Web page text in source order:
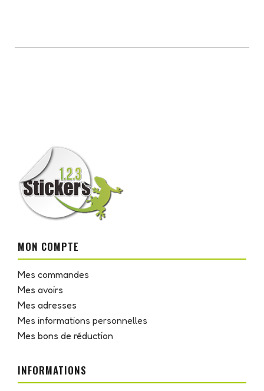
MON COMPTE
Mes commandes
Mes avoirs
Mes adresses
Mes informations personnelles
Mes bons de réduction
INFORMATIONS